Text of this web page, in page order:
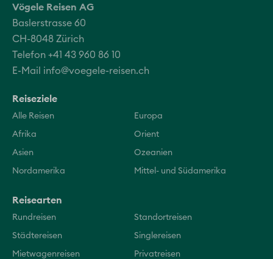
Vögele Reisen AG
Baslerstrasse 60
CH-8048 Zürich
Telefon +41 43 960 86 10
E-Mail info@voegele-reisen.ch
Reiseziele
Alle Reisen Europa
Afrika Orient
Asien Ozeanien
Nordamerika Mittel- und Südamerika
Reisearten
Rundreisen Standortreisen
Städtereisen Singlereisen
Mietwagenreisen Privatreisen